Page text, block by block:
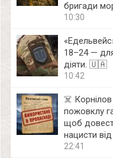
бригади
10:30
18–24 —
діяти. 🇺🇦
10:42
☠️ Корнілов
пожовклу
щоб
нацисти
22:41